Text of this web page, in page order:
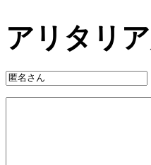
アリタリ